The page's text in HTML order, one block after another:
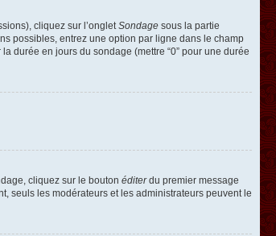
cliquez sur l’onglet Sondage sous la partie
possibles, entrez une option par ligne dans le champ
durée en jours du sondage (mettre “0” pour une durée
cliquez sur le bouton éditerdu premier message
seuls les modérateurs et les administrateurs peuvent le